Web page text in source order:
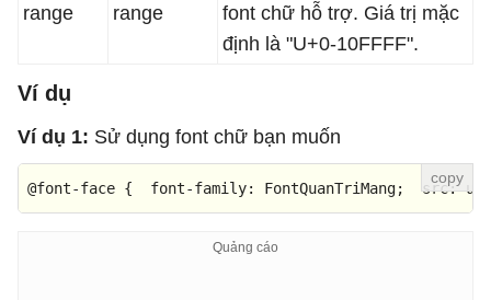
range
range
font chữ hỗ trợ. Giá trị mặc
định là "U+0-10FFFF".
Ví dụ
Ví dụ 1: Sử dụng font chữ bạn muốn
@font-face { font-family: FontQuanTriMang; src: url